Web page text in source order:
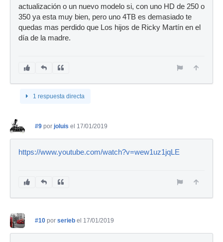
actualización o un nuevo modelo si, con uno HD de 250 o
350 ya esta muy bien, pero uno 4TB es demasiado te
quedas mas perdido que Los hijos de Ricky Martín en el
día de la madre.
1 respuesta directa
#9 por joluis el 17/01/2019
https://www.youtube.com/watch?v=wew1uz1jqLE
#10 por serieb el 17/01/2019